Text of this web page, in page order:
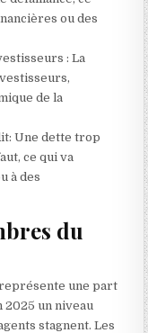
ou des
: La
de la
Une dette trop
ce qui va
à des
du
une part
2025 un niveau
stagnent. Les